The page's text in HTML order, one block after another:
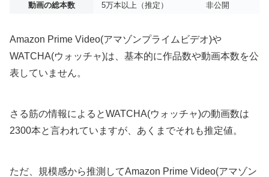
動画の総本数 5万本以上（推定） 非公開
Amazon Prime Video(アマゾンプライムビデオ)や
WATCHA(ウォッチャ)は、基本的に作品数や動画本数を公
表していません。
さる筋の情報によるとWATCHA(ウォッチャ)の動画数は
2300本と言われていますが、あくまでそれも推定値。
ただ、規模感から推測してAmazon Prime Video(アマゾン